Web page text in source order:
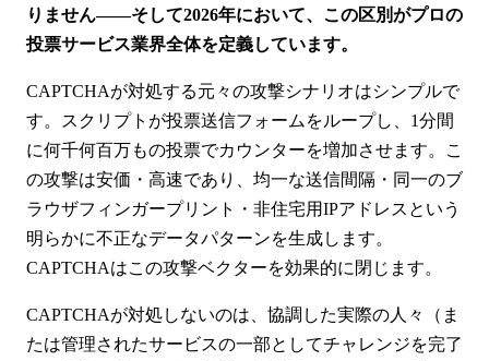
りません——そして2026年において、この区別がプロの
投票サービス業界全体を定義しています。
CAPTCHAが対処する元々の攻撃シナリオはシンプルで
す。スクリプトが投票送信フォームをループし、1分間
に何千何百万もの投票でカウンターを増加させます。こ
の攻撃は安価・高速であり、均一な送信間隔・同一のブ
ラウザフィンガープリント・非住宅用IPアドレスという
明らかに不正なデータパターンを生成します。
CAPTCHAはこの攻撃ベクターを効果的に閉じます。
CAPTCHAが対処しないのは、協調した実際の人々（ま
たは管理されたサービスの一部としてチャレンジを完了